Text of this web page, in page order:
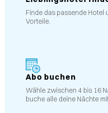
Finde das passende
Vorteile.
Abo buchen
Wähle zwischen 4 bis 16
buche alle deine Nächte